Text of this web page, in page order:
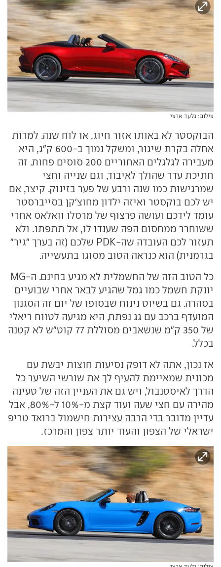
צילום: גלעד ארצי
הבוקסטר לא באותו אזור חיוג, או לוח שנה. למרות
אחלה בקרת שיגור, ומשקל נמוך ב-600 ק"ג, היא
מעבירה לגלגלים האחוריים 200 סוסים פחות. זה
חתיכת עדר שהולך לאיבוד, וגם שנייה וחצי
שמרגישות כמו שנה ורבע של פער בזינוק. קיצר, אם
יש לכם בוקסטר ואיזה ילדון מחוצ'קן בסייברסטר
עומד לידכם ועושה פרצוף של מרסלו וואלאס אחרי
ששוחרר ממחסום הפה שענדו לו, אל תתפתו. ולא
תעזור לכם העובדה שה-PDK שלכם (זה בערך "גיר"
בגרמנית) הוא כנראה הטוב מסוגו בתעשייה.
כל הטוב הזה של החשמלית לא מגיע בחינם. ה-MG
יונקת חשמל כמו גמל שהגיע לבאר אחרי שבועיים
בסהרה. גם בשיוט נינוח שבסופו של יום זה הסגנון
המועדף ברכב עם גג נפתח, היא מגיעה לטווח ריאלי
של 350 ק"מ שנשאבים מסוללת 77 קוט"ש לא קטנה
בכלל.
אז נכון, אתה לא דופק נסיעות חוצות יבשת עם
מכונית שמאיימת להעיף לך את שורשי השיער כל
הדרך לאיסטנבול, ויש גם את העניין הזה של טעינה
מהירה עם חצי שעה ועוד קצת מ-10% ל-80%, אבל
עדיין מדובר בדי הרבה עצירות חישמול ברואד טריפ
ישראלי של הצפון והעוד יותר צפון והמרכז.